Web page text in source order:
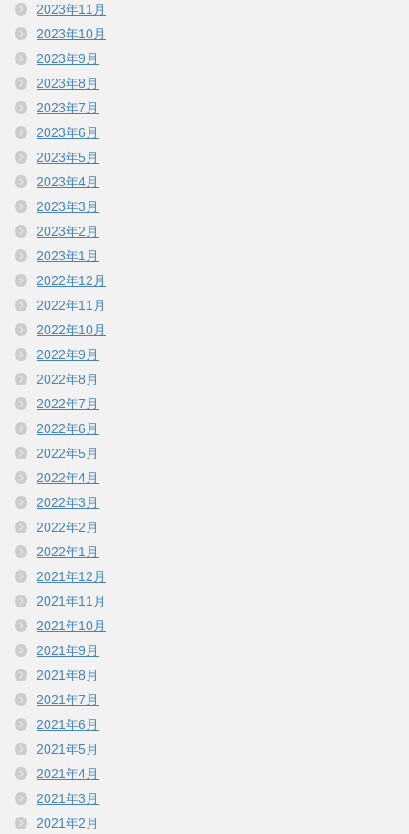
2023年11月
2023年10月
2023年9月
2023年8月
2023年7月
2023年6月
2023年5月
2023年4月
2023年3月
2023年2月
2023年1月
2022年12月
2022年11月
2022年10月
2022年9月
2022年8月
2022年7月
2022年6月
2022年5月
2022年4月
2022年3月
2022年2月
2022年1月
2021年12月
2021年11月
2021年10月
2021年9月
2021年8月
2021年7月
2021年6月
2021年5月
2021年4月
2021年3月
2021年2月